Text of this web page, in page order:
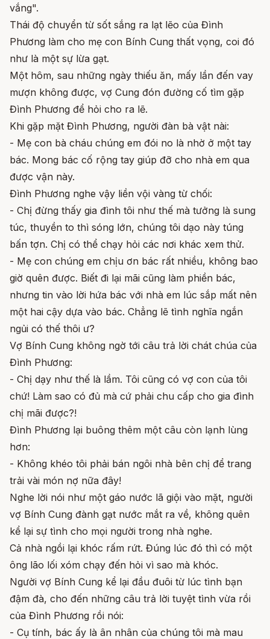
vắng".
Thái độ chuyển từ sốt sắng ra lạt lẽo của Đình
Phương làm cho mẹ con Bính Cung thất vọng, coi đó
như là một sự lừa gạt.
Một hôm, sau những ngày thiếu ăn, mấy lần đến vay
mượn không được, vợ Cung đón đường cố tìm gặp
Đình Phương để hỏi cho ra lẽ.
Khi gặp mặt Đình Phương, người đàn bà vật nài:
- Mẹ con bà cháu chúng em đói no là nhờ ở một tay
bác. Mong bác cố rộng tay giúp đỡ cho nhà em qua
được vận này.
Đình Phương nghe vậy liền vội vàng từ chối:
- Chị đừng thấy gia đình tôi như thế mà tưởng là sung
túc, thuyền to thì sóng lớn, chúng tôi dạo này túng
bấn tợn. Chị có thể chạy hỏi các nơi khác xem thử.
- Mẹ con chúng em chịu ơn bác rất nhiều, không bao
giờ quên được. Biết đi lại mãi cũng làm phiền bác,
nhưng tin vào lời hứa bác với nhà em lúc sắp mất nên
một hai cậy dựa vào bác. Chẳng lẽ tình nghĩa ngắn
ngủi có thế thôi ư?
Vợ Bính Cung không ngờ tới câu trả lời chát chúa của
Đình Phương:
- Chị dạy như thế là lầm. Tôi cũng có vợ con của tôi
chứ! Làm sao có đủ mà cứ phải chu cấp cho gia đình
chị mãi được?!
Đình Phương lại buông thêm một câu còn lạnh lùng
hơn:
- Không khéo tôi phải bán ngôi nhà bên chị để trang
trải vài món nợ nữa đây!
Nghe lời nói như một gáo nước lã giội vào mặt, người
vợ Bính Cung đành gạt nước mắt ra về, không quên
kể lại sự tình cho mọi người trong nhà nghe.
Cả nhà ngồi lại khóc rấm rứt. Đúng lúc đó thì có một
ông lão lối xóm chạy đến hỏi vì sao mà khóc.
Người vợ Bính Cung kể lại đầu đuôi từ lúc tình bạn
đậm đà, cho đến những câu trả lời tuyệt tình vừa rồi
của Đình Phương rồi nói:
- Cụ tính, bác ấy là ân nhân của chúng tôi mà mau